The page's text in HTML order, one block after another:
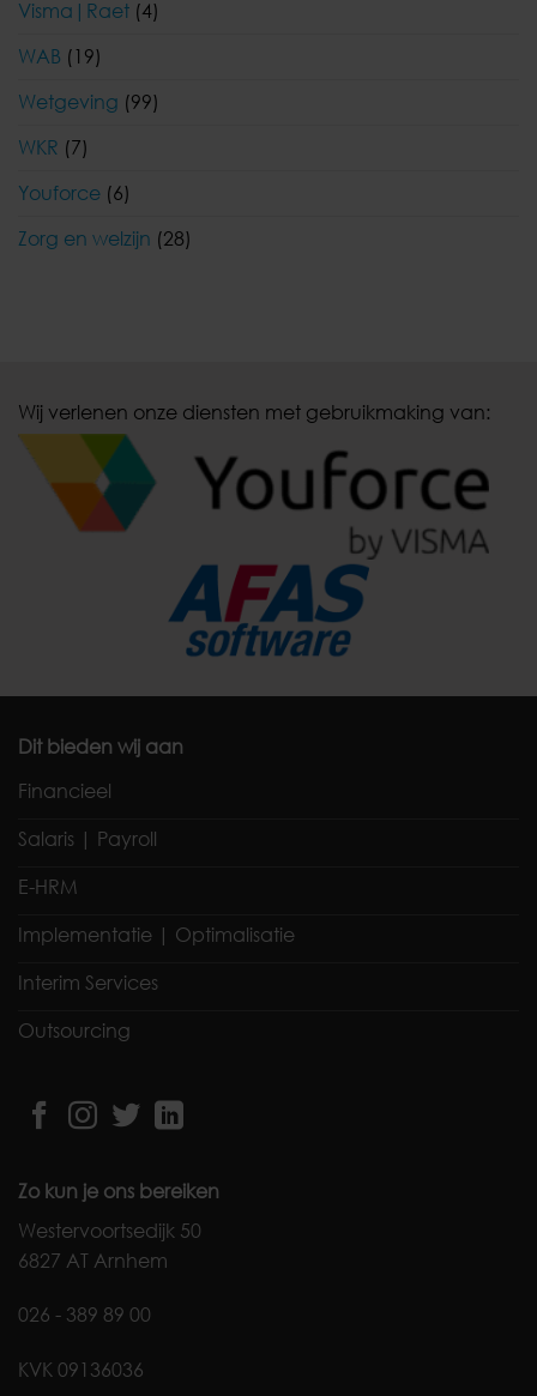
Visma|Raet (4)
WAB (19)
Wetgeving (99)
WKR (7)
Youforce (6)
Zorg en welzijn (28)
Wij verlenen onze diensten met gebruikmaking van:
Dit bieden wij aan
Financieel
Salaris | Payroll
E-HRM
Implementatie | Optimalisatie
Interim Services
Outsourcing
Zo kun je ons bereiken
Westervoortsedijk 50
6827 AT Arnhem
026 - 389 89 00
KVK 09136036